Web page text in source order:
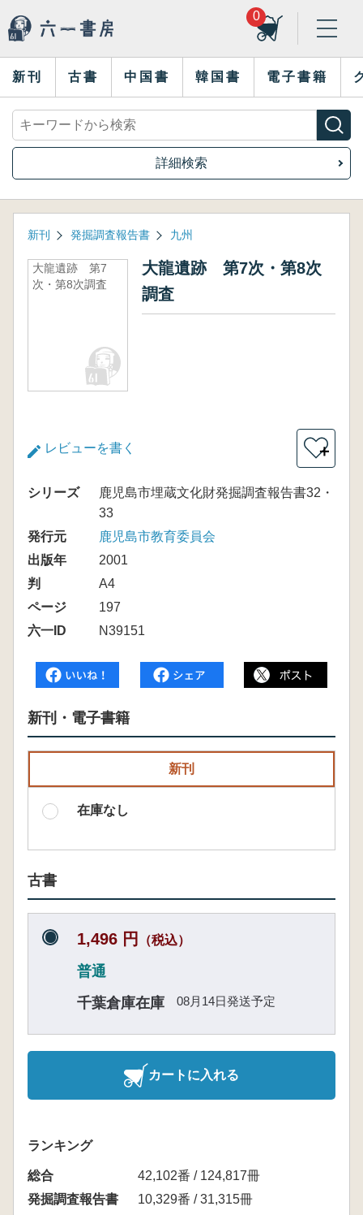
0
新刊 古書 中国書 韓国書 電子書籍
詳細検索
新刊 発掘調査報告書 九州
大龍遺跡 第7
次・第8次調査
大龍遺跡 第7次・第8次
調査
レビューを書く ＋
シリーズ
鹿児島市埋蔵文化財発掘調査報告書32・
33
発行元
鹿児島市教育委員会
出版年
2001
判
A4
ページ
197
六一ID
N39151
新刊・電子書籍
新刊
在庫なし
古書
1,496 円 （税込）
普通
千葉倉庫在庫
08月14日発送予定
カートに入れる
ランキング
総合
42,102番 / 124,817冊
発掘調査報告書
10,329番 / 31,315冊